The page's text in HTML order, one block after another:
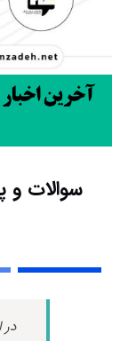
سوالات و
در